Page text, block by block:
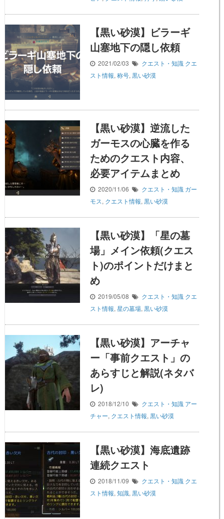
【黒い砂漠】ビラーギ
山塞地下の隠し依頼
2021/02/03 クエスト・知識 クエ
スト情報, 称号, 黒い砂漠
【黒い砂漠】逆流した
ガーモスの心臓を作る
ためのクエスト内容、
必要アイテムまとめ
2020/11/06 クエスト・知識 ガー
モス, クエスト情報, 黒い砂漠
【黒い砂漠】「星の墓
場」メイン依頼(クエス
ト)のポイントだけまと
め
2019/05/08 クエスト・知識 クエ
スト情報, 星の墓場, 黒い砂漠
【黒い砂漠】アーチャ
ー「事前クエスト」の
あらすじと解説(ネタバ
レ)
2018/12/10 クエスト・知識 アー
チャー, クエスト情報, 黒い砂漠
【黒い砂漠】海底遺跡
連続クエスト
2018/11/09 クエスト・知識 クエ
スト情報, 知識, 黒い砂漠